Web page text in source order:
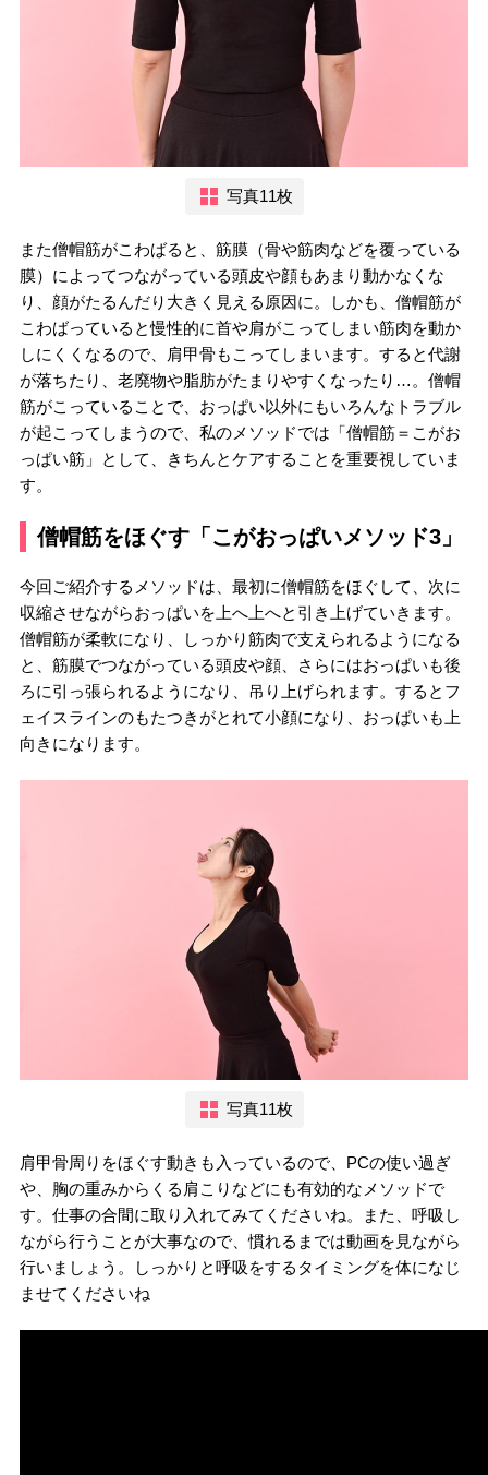
写真11枚
また僧帽筋がこわばると、筋膜（骨や筋肉などを覆っている
膜）によってつながっている頭皮や顔もあまり動かなくな
り、顔がたるんだり大きく見える原因に。しかも、僧帽筋が
こわばっていると慢性的に首や肩がこってしまい筋肉を動か
しにくくなるので、肩甲骨もこってしまいます。すると代謝
が落ちたり、老廃物や脂肪がたまりやすくなったり…。僧帽
筋がこっていることで、おっぱい以外にもいろんなトラブル
が起こってしまうので、私のメソッドでは「僧帽筋＝こがお
っぱい筋」として、きちんとケアすることを重要視していま
す。
僧帽筋をほぐす「こがおっぱいメソッド3」
今回ご紹介するメソッドは、最初に僧帽筋をほぐして、次に
収縮させながらおっぱいを上へ上へと引き上げていきます。
僧帽筋が柔軟になり、しっかり筋肉で支えられるようになる
と、筋膜でつながっている頭皮や顔、さらにはおっぱいも後
ろに引っ張られるようになり、吊り上げられます。するとフ
ェイスラインのもたつきがとれて小顔になり、おっぱいも上
向きになります。
写真11枚
肩甲骨周りをほぐす動きも入っているので、PCの使い過ぎ
や、胸の重みからくる肩こりなどにも有効的なメソッドで
す。仕事の合間に取り入れてみてくださいね。また、呼吸し
ながら行うことが大事なので、慣れるまでは動画を見ながら
行いましょう。しっかりと呼吸をするタイミングを体になじ
ませてくださいね